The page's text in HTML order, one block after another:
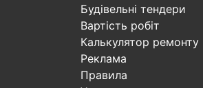
Будівельні тендери
Вартість робіт
Калькулятор ремонту
Реклама
Правила